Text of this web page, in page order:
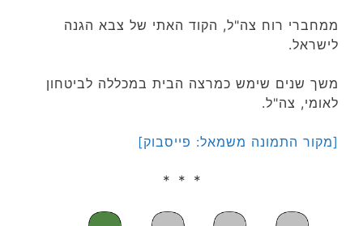
ממחברי רוח צה"ל, הקוד האתי של צבא הגנה
לישראל.
משך שנים שימש כמרצה הבית במכללה לביטחון
לאומי, צה"ל.
[מקור התמונה משמאל: פייסבוק]
* * *